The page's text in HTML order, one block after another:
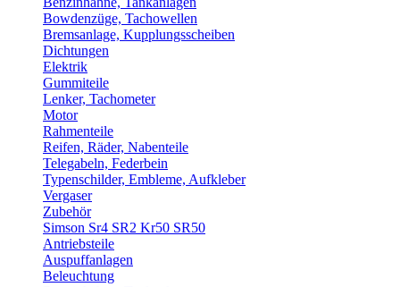
Bowdenzüge, Tachowellen
Bremsanlage, Kupplungsscheiben
Dichtungen
Elektrik
Gummiteile
Lenker, Tachometer
Motor
Rahmenteile
Reifen, Räder, Nabenteile
Telegabeln, Federbein
Typenschilder, Embleme, Aufkleber
Vergaser
Zubehör
Simson Sr4 SR2 Kr50 SR50
Antriebsteile
Auspuffanlagen
Beleuchtung